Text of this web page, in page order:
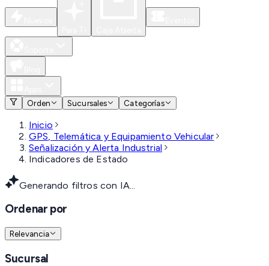
Orden
Sucursales Categorías
Inicio
GPS, Telemática y Equipamiento Vehicular
Señalización y Alerta Industrial
Indicadores de Estado
Generando filtros con IA...
Ordenar por
Relevancia
Sucursal